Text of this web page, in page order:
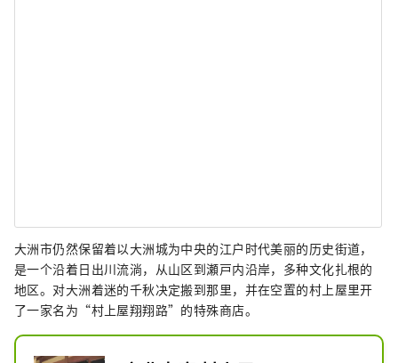
大洲市仍然保留着以大洲城为中央的江户时代美丽的历史街道，
是一个沿着日出川流淌，从山区到瀬戸内沿岸，多种文化扎根的
地区。对大洲着迷的千秋决定搬到那里，并在空置的村上屋里开
了一家名为“村上屋翔翔路”的特殊商店。